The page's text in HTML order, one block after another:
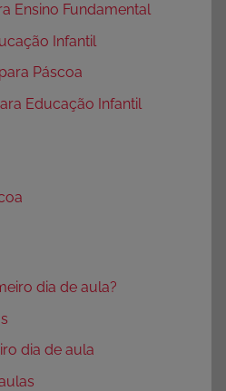
Ensino Fundamental
Infantil
Páscoa
Educação Infantil
dia de aula?
dia de aula